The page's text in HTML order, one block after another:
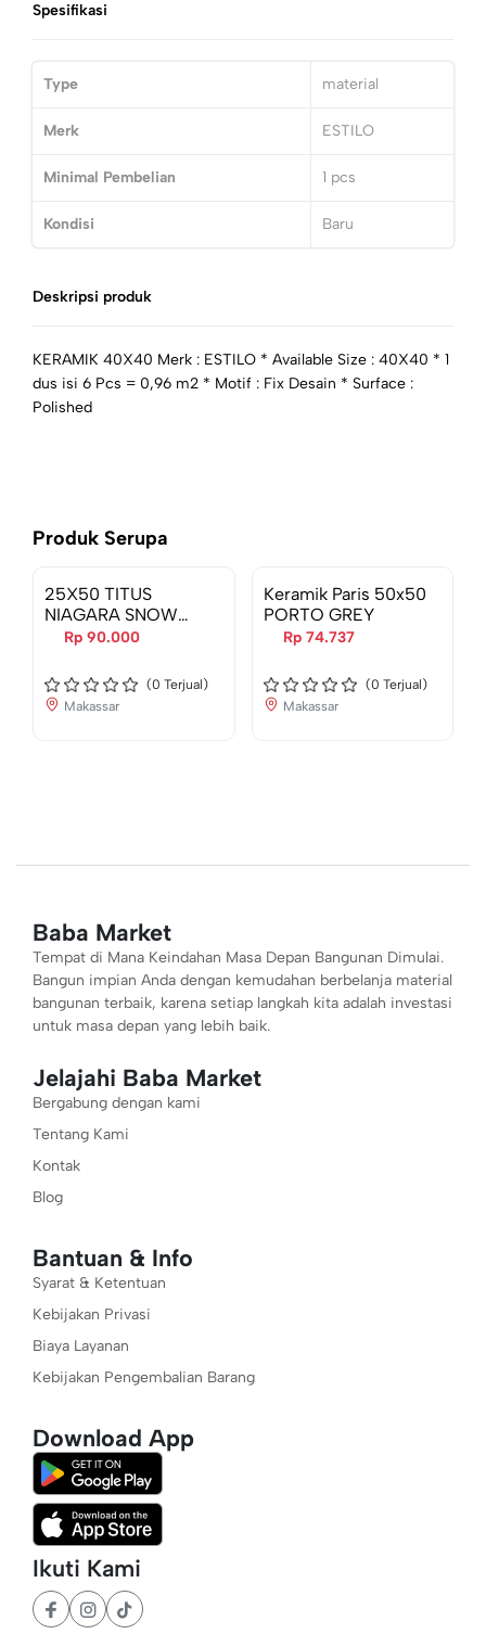
Spesifikasi
Type material
Merk ESTILO
Minimal Pembelian 1 pcs
Kondisi Baru
Deskripsi produk
KERAMIK 40X40 Merk : ESTILO * Available Size : 40X40 * 1
dus isi 6 Pcs = 0,96 m2 * Motif : Fix Desain * Surface :
Polished
Produk Serupa
25X50 TITUS
NIAGARA SNOW
(107718)
Rp 90.000
(0 Terjual)
Makassar
Keramik Paris 50x50
PORTO GREY
Rp 74.737
(0 Terjual)
Makassar
Baba Market
Tempat di Mana Keindahan Masa Depan Bangunan Dimulai.
Bangun impian Anda dengan kemudahan berbelanja material
bangunan terbaik, karena setiap langkah kita adalah investasi
untuk masa depan yang lebih baik.
Jelajahi Baba Market
Bergabung dengan kami
Tentang Kami
Kontak
Blog
Bantuan & Info
Syarat & Ketentuan
Kebijakan Privasi
Biaya Layanan
Kebijakan Pengembalian Barang
Download App
Ikuti Kami